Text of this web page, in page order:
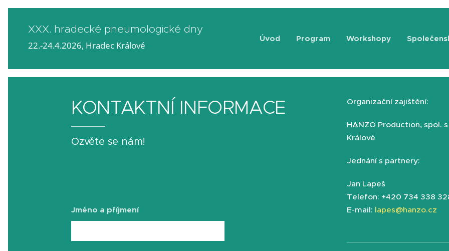
XXX. hradecké pneumologické dny
22.-24.4.2026, Hradec Králové
Úvod Program Workshopy
KONTAKTNÍ INFORMACE
Ozvěte se nám!
Jméno a příjmení
Organizační zajištění:
HANZO Production, spol.
Králové
Jednání s partnery:
Jan Lapeš
Telefon: +420 734 338
E-mail: lapes@hanzo.cz